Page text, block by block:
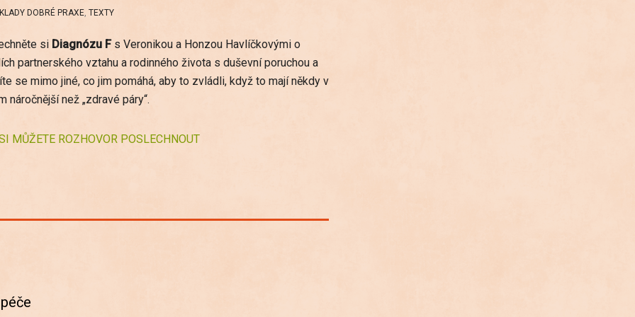
DOBRÉ PRAXE, TEXTY
si Diagnózu Fs Veronikou a Honzou Havlíčkovými o
partnerského vztahu a rodinného života s duševní poruchou a
se mimo jiné, co jim pomáhá, aby to zvládli, když to mají někdy v
náročnější než „zdravé páry“.
MŮŽETE ROZHOVOR POSLECHNOUT